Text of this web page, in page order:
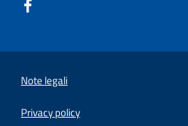
Note legali
Privacy policy